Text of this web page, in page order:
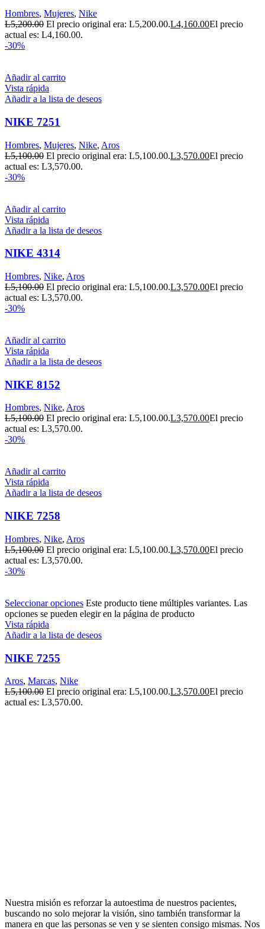
Hombres, Mujeres, Nike
L5,200.00 El precio original era: L5,200.00.L4,160.00El precio
actual es: L4,160.00.
-30%
Añadir al carrito
Vista rápida
Añadir a la lista de deseos
NIKE 7251
Hombres, Mujeres, Nike, Aros
L5,100.00 El precio original era: L5,100.00.L3,570.00El precio
actual es: L3,570.00.
-30%
Añadir al carrito
Vista rápida
Añadir a la lista de deseos
NIKE 4314
Hombres, Nike, Aros
L5,100.00 El precio original era: L5,100.00.L3,570.00El precio
actual es: L3,570.00.
-30%
Añadir al carrito
Vista rápida
Añadir a la lista de deseos
NIKE 8152
Hombres, Nike, Aros
L5,100.00 El precio original era: L5,100.00.L3,570.00El precio
actual es: L3,570.00.
-30%
Añadir al carrito
Vista rápida
Añadir a la lista de deseos
NIKE 7258
Hombres, Nike, Aros
L5,100.00 El precio original era: L5,100.00.L3,570.00El precio
actual es: L3,570.00.
-30%
Seleccionar opciones Este producto tiene múltiples variantes. Las
opciones se pueden elegir en la página de producto
Vista rápida
Añadir a la lista de deseos
NIKE 7255
Aros, Marcas, Nike
L5,100.00 El precio original era: L5,100.00.L3,570.00El precio
actual es: L3,570.00.
Nuestra misión es reforzar la autoestima de nuestros pacientes,
buscando no solo mejorar la visión, sino también transformar la
manera en que las personas se ven y se sienten consigo mismas. Nos